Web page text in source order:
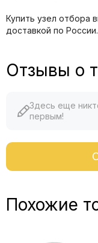
Купить узел отбора
доставкой по России.
Отзывы о
Здесь еще
первым!
Похожие